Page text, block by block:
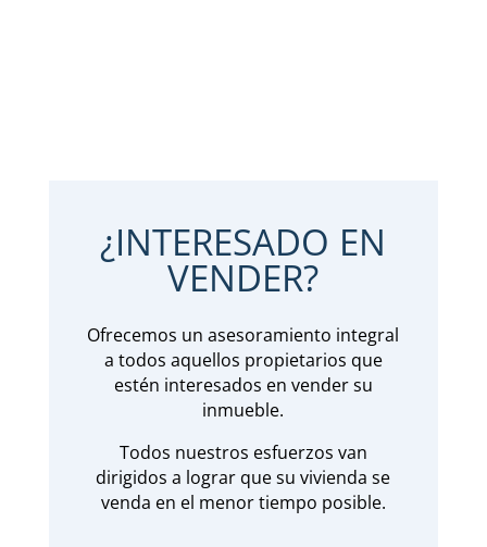
¿INTERESADO EN
VENDER?
Ofrecemos un asesoramiento integral
a todos aquellos propietarios que
estén interesados en vender su
inmueble.
Todos nuestros esfuerzos van
dirigidos a lograr que su vivienda se
venda en el menor tiempo posible.